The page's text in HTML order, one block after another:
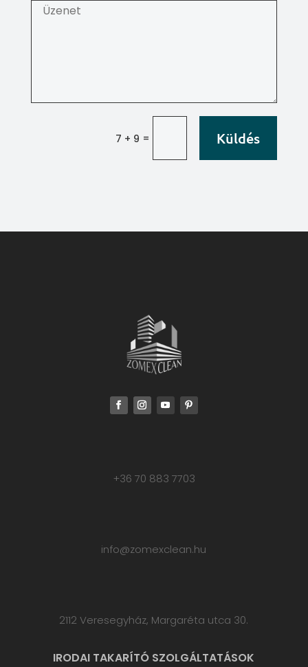
7 + 9 = Küldés
+36 70 883 7703
info@zomexclean.hu
2112 Veresegyház, Margaréta utca 30.
IRODAI TAKARÍTÓ SZOLGÁLTATÁSOK